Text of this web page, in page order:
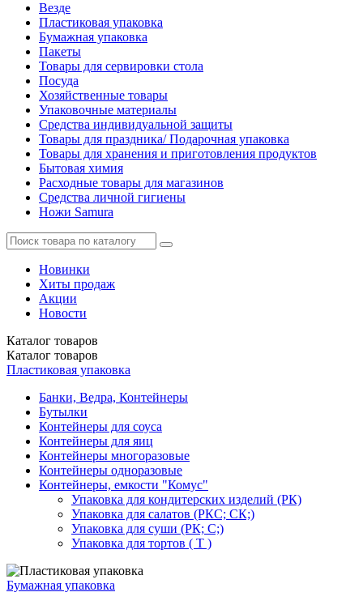
Везде
Пластиковая упаковка
Бумажная упаковка
Пакеты
Товары для сервировки стола
Посуда
Хозяйственные товары
Упаковочные материалы
Средства индивидуальной защиты
Товары для праздника/ Подарочная упаковка
Товары для хранения и приготовления продуктов
Бытовая химия
Расходные товары для магазинов
Средства личной гигиены
Ножи Samura
Новинки
Хиты продаж
Акции
Новости
Каталог товаров
Каталог товаров
Пластиковая упаковка
Банки, Ведра, Контейнеры
Бутылки
Контейнеры для соуса
Контейнеры для яиц
Контейнеры многоразовые
Контейнеры одноразовые
Контейнеры, емкости "Комус"
Упаковка для кондитерских изделий (РК)
Упаковка для салатов (РКС; СК;)
Упаковка для суши (РК; С;)
Упаковка для тортов ( Т )
Бумажная упаковка